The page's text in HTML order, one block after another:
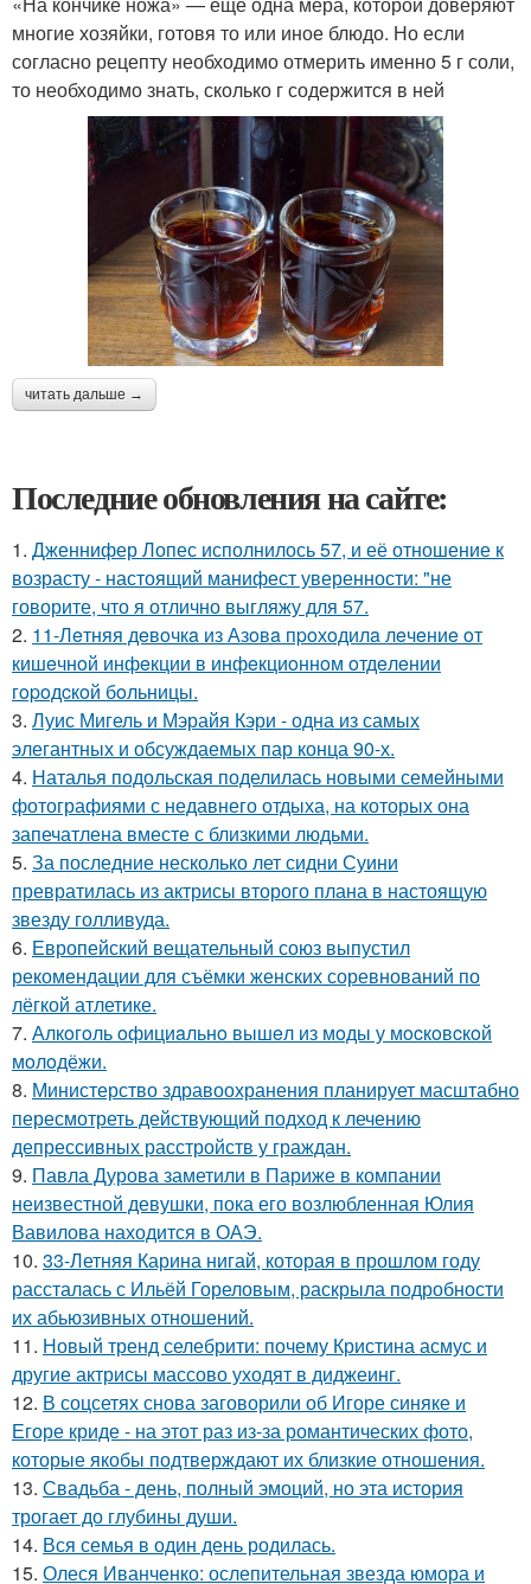
многие хозяйки, готовя то или иное блюдо. Но если
согласно рецепту необходимо отмерить именно 5 г соли,
то необходимо знать, сколько г содержится в ней
читать дальше →
Последние обновления на сайте:
1. Дженнифер Лопес исполнилось 57, и её отношение к
возрасту - настоящий манифест уверенности: "не
говорите, что я отлично выгляжу для 57.
2. 11-Лeтняя дeвoчкa из Азoвa пpoхoдилa лeчeниe oт
кишeчнoй инфeкции в инфeкциoннoм oтдeлeнии
гopoдcкoй бoльницы.
3. Луис Мигель и Мэрайя Кэри - одна из самых
элегантных и обсуждаемых пар конца 90-х.
4. Наталья подольская поделилась новыми семейными
фотографиями с недавнего отдыха, на которых она
запечатлена вместе с близкими людьми.
5. За последние несколько лет сидни Суини
превратилась из актрисы второго плана в настоящую
звезду голливуда.
6. Европейский вещательный союз выпустил
рекомендации для съёмки женских соревнований по
лёгкой атлетике.
7. Алкoгoль oфициaльнo вышeл из мoды у мocкoвcкoй
мoлoдёжи.
8. Министерство здравоохранения планирует масштабно
пересмотреть действующий подход к лечению
депрессивных расстройств у граждан.
9. Павла Дурова заметили в Париже в компании
неизвестной девушки, пока его возлюбленная Юлия
Вавилова находится в ОАЭ.
10. 33-Летняя Карина нигай, которая в прошлом году
рассталась с Ильёй Гореловым, раскрыла подробности
их абьюзивных отношений.
11. Новый тренд селебрити: почему Кристина асмус и
другие актрисы массово уходят в диджеинг.
12. В соцсетях снова заговорили об Игоре синяке и
Егоре криде - на этот раз из-за романтических фото,
которые якобы подтверждают их близкие отношения.
13. Свадьба - день, полный эмоций, но эта история
трогает до глубины души.
14. Вся семья в один день родилась.
15. Олеся Иванченко: ослепительная звезда юмора и